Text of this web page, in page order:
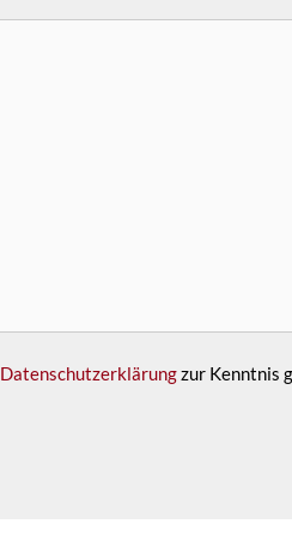
Datenschutzerklärungzur Kenntnis